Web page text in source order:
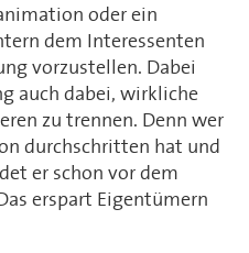
oder ein
dem Interessenten
vorzustellen. Dabei
auch dabei, wirkliche
zu trennen. Denn wer
durchschritten hat und
er schon vor dem
erspart Eigentümern